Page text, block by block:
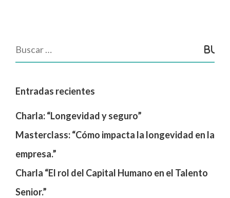
Entradas recientes
Charla: “Longevidad y seguro”
Masterclass: “Cómo impacta la longevidad en la
empresa.”
Charla “El rol del Capital Humano en el Talento
Senior.”